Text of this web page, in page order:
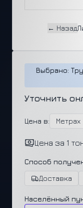
← Назад
Выбрано:
Уточнить
Цена в: Метрах
Цена за 1
Способ
Доставка
Населённый